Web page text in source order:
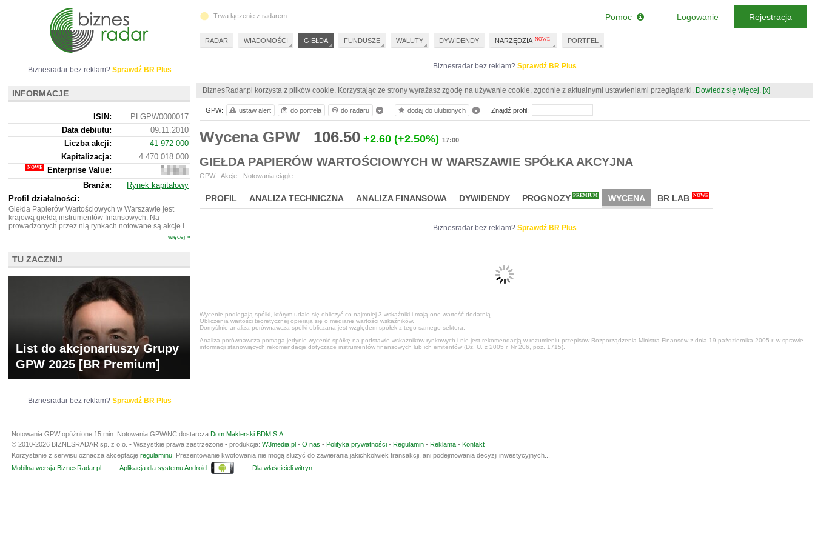
Biznesradar bez reklam? Sprawdź BR Plus
BiznesRadar.pl korzysta z plików cookie. Korzystając ze strony wyrażasz zgodę na używanie cookie, zgodnie z aktualnymi ustawieniami przeglądarki. Dowiedz się więcej. [x]
Wycena GPW 106.50 +2.60 (+2.50%) 17:00
GIEŁDA PAPIERÓW WARTOŚCIOWYCH W WARSZAWIE SPÓŁKA AKCYJNA
GPW - Akcje - Notowania ciągłe
PROFIL ANALIZA TECHNICZNA ANALIZA FINANSOWA DYWIDENDY PROGNOZY PREMIUM WYCENA BR LAB NOWE
Biznesradar bez reklam? Sprawdź BR Plus
Wycenie podlegają spółki, którym udało się obliczyć co najmniej 3 wskaźniki i mają one wartość dodatnią.
Obliczenia wartości teoretycznej opierają się o medianę wartości wskaźników.
Domyślnie analiza porównawcza spółki obliczana jest względem spółek z tego samego sektora.
Analiza porównawcza pomaga jedynie wycenić spółkę na podstawie wskaźników rynkowych i nie jest rekomendacją w rozumieniu przepisów Rozporządzenia Ministra Finansów z dnia 19 października 2005 r. w sprawie
informacji stanowiących rekomendacje dotyczące instrumentów finansowych lub ich emitentów (Dz. U. z 2005 r. Nr 206, poz. 1715).
GPW: ustaw alert do portfela do radaru dodaj do ulubionych Znajdź profil:
Biznesradar bez reklam? Sprawdź BR Plus
INFORMACJE
ISIN:
PLGPW0000017
Data debiutu:
09.11.2010
Liczba akcji:
41 972 000
Kapitalizacja:
4 470 018 000
Enterprise Value:
330
320
Branża:
Rynek kapitałowy
Profil działalności:
Giełda Papierów Wartościowych w Warszawie jest
krajową giełdą instrumentów finansowych. Na
prowadzonych przez nią rynkach notowane są akcje i...
więcej »
TU ZACZNIJ
List do akcjonariuszy Grupy
GPW 2025 [BR Premium]
Biznesradar bez reklam? Sprawdź BR Plus
Trwa łączenie z radarem
RADAR WIADOMOŚCI GIEŁDA FUNDUSZE WALUTY DYWIDENDY NARZĘDZIA PORTFEL
Pomoc Logowanie Rejestracja
Notowania GPW opóźnione 15 min. Notowania GPW/NC dostarcza Dom Maklerski BDM S.A.
© 2010-2026 BIZNESRADAR sp. z o.o. • Wszystkie prawa zastrzeżone • produkcja: W3media.pl • O nas • Polityka prywatności • Regulamin • Reklama • Kontakt
Korzystanie z serwisu oznacza akceptację regulaminu . Prezentowanie kwotowania nie mogą służyć do zawierania jakichkolwiek transakcji, ani podejmowania decyzji inwestycyjnych...
Mobilna wersja BiznesRadar.pl
Aplikacja dla systemu Android Dla właścicieli witryn